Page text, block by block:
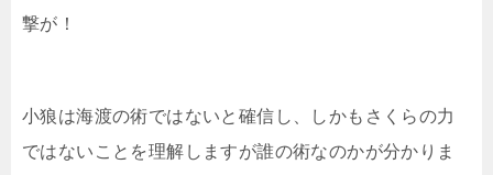
撃が！
小狼は海渡の術ではないと確信し、しかもさくらの力
ではないことを理解しますが誰の術なのかが分かりま